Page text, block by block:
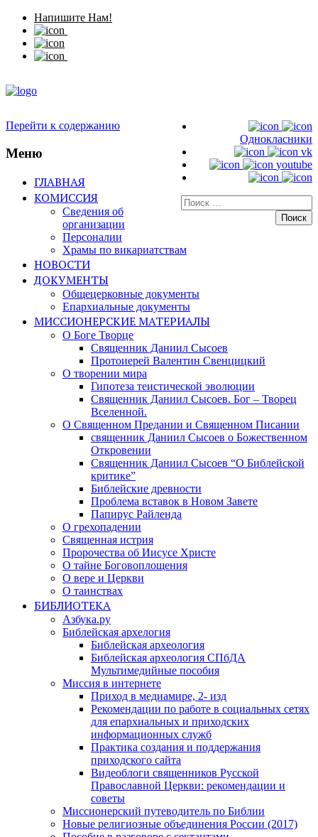
Напишите Нам!
Однокласники
vk
youtube
Искать:
Перейти к содержанию
Меню
ГЛАВНАЯ
КОМИССИЯ
Сведения об
организации
Персоналии
Храмы по викариатствам
НОВОСТИ
ДОКУМЕНТЫ
Общецерковные документы
Епархиальные документы
МИССИОНЕРСКИЕ МАТЕРИАЛЫ
О Боге Творце
Священник Даниил Сысоев
Протоиерей Валентин Свенцицкий
О творении мира
Гипотеза теистической эволюции
Священник Даниил Сысоев. Бог – Творец
Вселенной.
О Священном Предании и Священном Писании
священник Даниил Сысоев о Божественном
Откровении
Священник Даниил Сысоев “О Библейской
критике”
Библейские древности
Проблема вставок в Новом Завете
Папирус Райленда
О грехопадении
Священная истрия
Пророчества об Иисусе Христе
О тайне Боговоплощения
О вере и Церкви
О таинствах
БИБЛИОТЕКА
Азбука.ру
Библейская архелогия
Библейская археология
Библейская археология СПбДА
Мультимедийные пособия
Миссия в интернете
Приход в медиамире, 2- изд
Рекомендации по работе в социальных сетях
для епархиальных и приходских
информационных служб
Практика создания и поддержания
приходского сайта
Видеоблоги священников Русской
Православной Церкви: рекомендации и
советы
Миссионерский путеводитель по Библии
Новые религиозные объединения России (2017)